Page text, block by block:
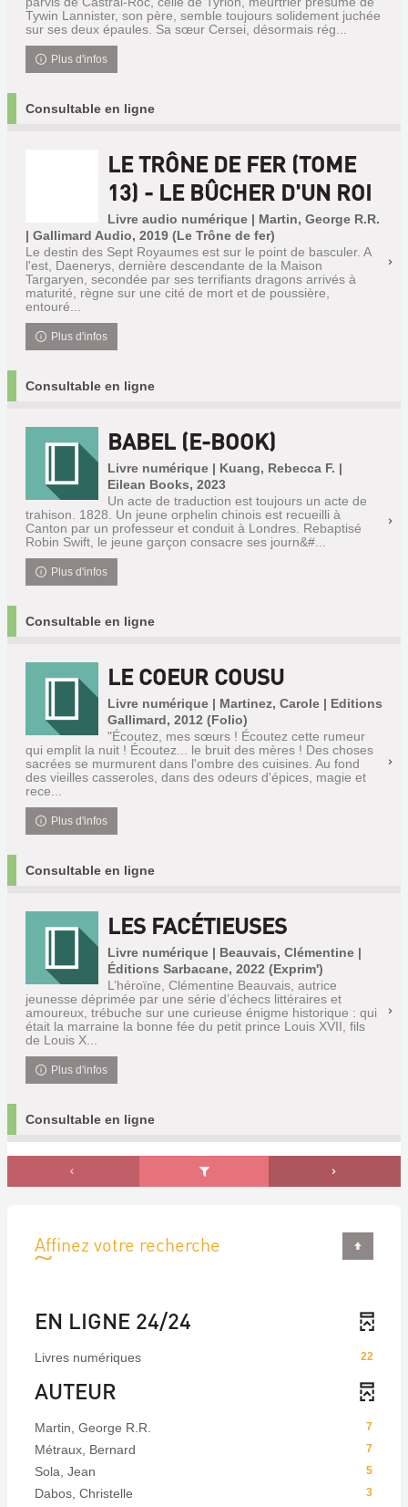
Tywin Lannister, son père, semble toujours solidement juchée
sur ses deux épaules. Sa sœur Cersei, désormais rég...
Plus d'infos
Consultable en ligne
LE TRÔNE DE FER (TOME
13) - LE BÛCHER D'UN ROI
Livre audio numérique | Martin, George R.R.
| Gallimard Audio, 2019 (Le Trône de fer)
Le destin des Sept Royaumes est sur le point de basculer. A
l'est, Daenerys, dernière descendante de la Maison
Targaryen, secondée par ses terrifiants dragons arrivés à
maturité, règne sur une cité de mort et de poussière,
entouré...
Plus d'infos
Consultable en ligne
BABEL (E-BOOK)
Livre numérique | Kuang, Rebecca F. |
Eilean Books, 2023
Un acte de traduction est toujours un acte de
trahison. 1828. Un jeune orphelin chinois est recueilli à
Canton par un professeur et conduit à Londres. Rebaptisé
Robin Swift, le jeune garçon consacre ses journ&#...
Plus d'infos
Consultable en ligne
LE COEUR COUSU
Livre numérique | Martinez, Carole | Editions
Gallimard, 2012 (Folio)
"Écoutez, mes sœurs ! Écoutez cette rumeur
qui emplit la nuit ! Écoutez... le bruit des mères ! Des choses
sacrées se murmurent dans l'ombre des cuisines. Au fond
des vieilles casseroles, dans des odeurs d'épices, magie et
rece...
Plus d'infos
Consultable en ligne
LES FACÉTIEUSES
Livre numérique | Beauvais, Clémentine |
Éditions Sarbacane, 2022 (Exprim')
L’héroïne, Clémentine Beauvais, autrice
jeunesse déprimée par une série d’échecs littéraires et
amoureux, trébuche sur une curieuse énigme historique : qui
était la marraine la bonne fée du petit prince Louis XVII, fils
de Louis X...
Plus d'infos
Consultable en ligne
Affinez votre recherche
EN LIGNE 24/24
22
Livres numériques
AUTEUR
7
Martin, George R.R.
7
Métraux, Bernard
5
Sola, Jean
3
Dabos, Christelle